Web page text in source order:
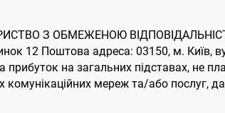
З ОБМЕЖЕНОЮ
12 Поштова адреса: 03150, м. Київ,
на загальних підставах, не
мереж та/або послуг,